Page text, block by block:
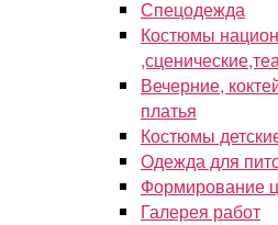
Спецодежда
Костюмы
Вечерние,
платья
Костюмы
Одежда для
Формирование
Галерея работ